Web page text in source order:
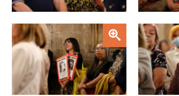
Zoom Zoom